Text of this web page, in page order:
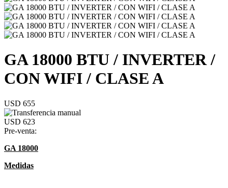
GA 18000 BTU / INVERTER /
CON WIFI / CLASE A
USD 655
USD 623
Pre-venta:
GA 18000
Medidas